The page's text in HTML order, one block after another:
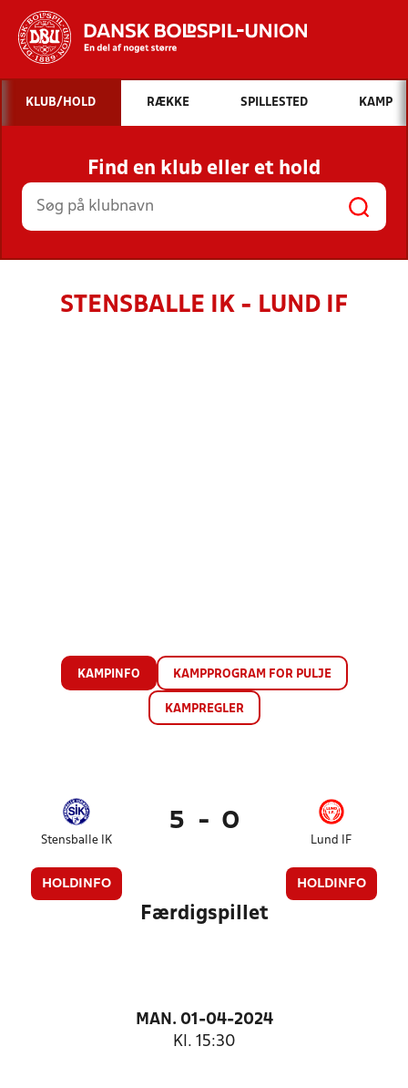
Hvad vil du søge efter?
INDHOLD OG NYHEDER
STILLINGER, RESULTATER, KLUBBER OG
HOLD
KLUB/HOLD RÆKKE SPILLESTED KAMP
Find en klub eller et hold
STENSBALLE IK - LUND IF
KAMPINFO KAMPPROGRAM FOR PULJE
KAMPREGLER
Stensballe IK
HOLDINFO
5 - 0
Lund IF
HOLDINFO
Færdigspillet
MAN. 01-04-2024
Kl. 15:30